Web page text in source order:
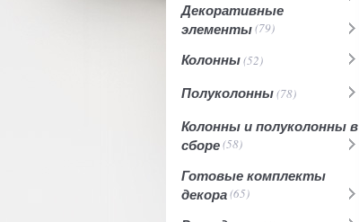
Декоративные
элементы(79)
Колонны(52)
Полуколонны(78)
Колонны и полуколонны в
сборе(58)
Готовые комплекты
декора(65)